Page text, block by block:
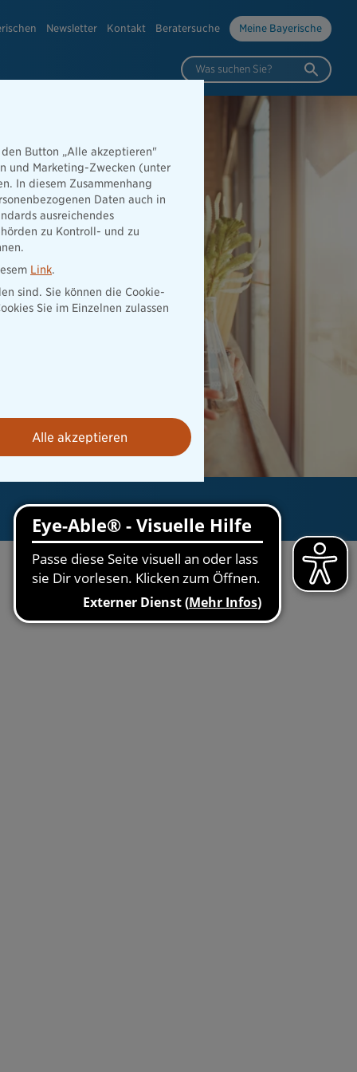
Newsletter Kontakt Beratersuche Meine Bayerische
Was suchen Sie?
Button „Alle akzeptieren"
und Marketing-Zwecken (unter
In diesem Zusammenhang
Daten auch in
ausreichendes
zu Kontroll- und zu
Link.
sind. Sie können die Cookie-
Sie im Einzelnen zulassen
Alle akzeptieren